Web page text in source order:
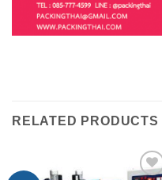
RELATED PRODUCTS